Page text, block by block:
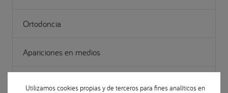
Ortodoncia
Apariciones en medios
Utilizamos cookies propias y de terceros para fines analíticos en